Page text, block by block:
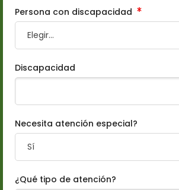
Persona con discapacidad
Discapacidad
Necesita atención especial?
¿Qué tipo de atención?